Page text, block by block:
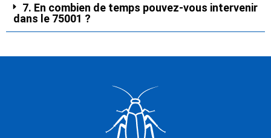
7. En combien de temps pouvez-vous intervenir
dans le 75001 ?